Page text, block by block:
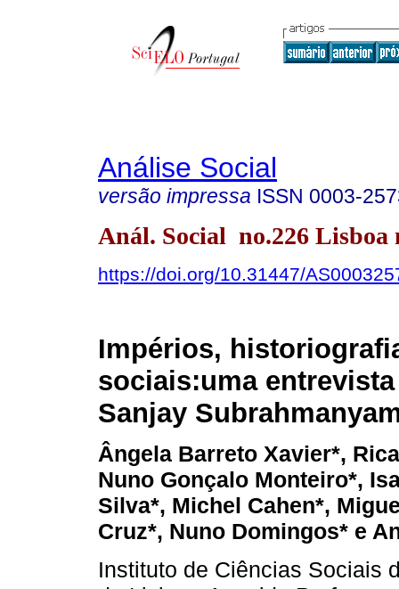
Análise Social
versão impressa ISSN 0003-
Anál. Social no.226 Lisboa
https://doi.org/10.31447/
Impérios,
sociais:uma
Sanjay
Ângela Barreto Xavier*,
Nuno Gonçalo Monteiro*,
Silva*, Michel Cahen*,
Cruz*, Nuno Domingos* e
Instituto de Ciências Sociais